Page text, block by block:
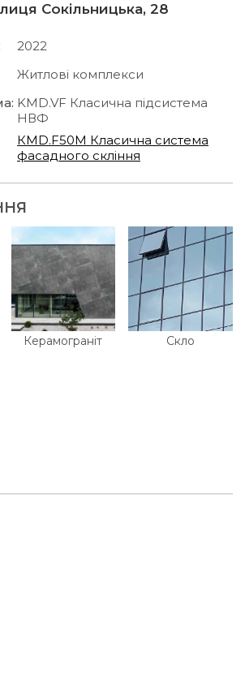
Сокільницька, 28
2022
Житлові комплекси
KMD.VF Класична підсистема
НВФ
КMD.F50M Класична система
фасадного скління
Керамограніт Скло